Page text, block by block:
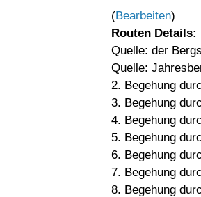
(Bearbeiten)
Routen Details:
Quelle: der
Quelle:
2. Begehung
3. Begehung
4. Begehung
5. Begehung
6. Begehung
7. Begehung
8. Begehung